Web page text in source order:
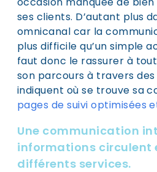
ses clients. D’autant plus
omnicanal car la
plus difficile qu’un simple
faut donc le rassurer à
son parcours à travers des
indiquent où se trouve sa
pages de suivi optimisées
Une communication
informations circulent
différents services.